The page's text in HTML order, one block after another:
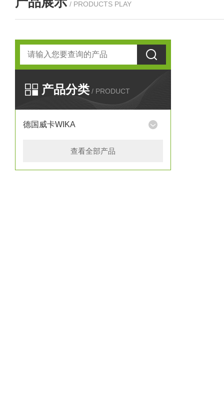
/ PRODUCTS PLAY
产品分类 / PRODUCT
德国威卡WIKA
查看全部产品